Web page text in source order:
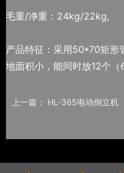
毛重/净重：24kg/
产品特征：采用50*70矩形
地面积小，能同时放12个（
上一篇： HL-365电动倒立机